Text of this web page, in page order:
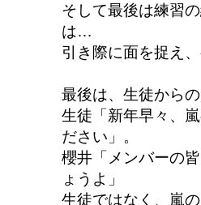
そして最後は練習
は…
引き際に面を捉え
最後は、生徒からの
生徒「新年早々、
ださい」。
櫻井「メンバーの
ょうよ」
生徒ではなく、嵐